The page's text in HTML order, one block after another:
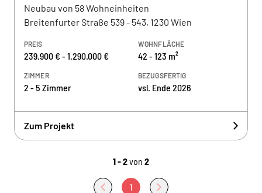
Neubau von 58 Wohneinheiten
Breitenfurter Straße 539 - 543, 1230 Wien
PREIS
239.900 € - 1.290.000 €
WOHNFLÄCHE
42 - 123 m²
ZIMMER
2 - 5 Zimmer
BEZUGSFERTIG
vsl. Ende 2026
Zum Projekt
1 - 2von 2
1